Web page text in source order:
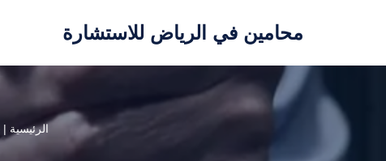
المحتوى
محامين في الرياض للاستشارة
الرئيسية |